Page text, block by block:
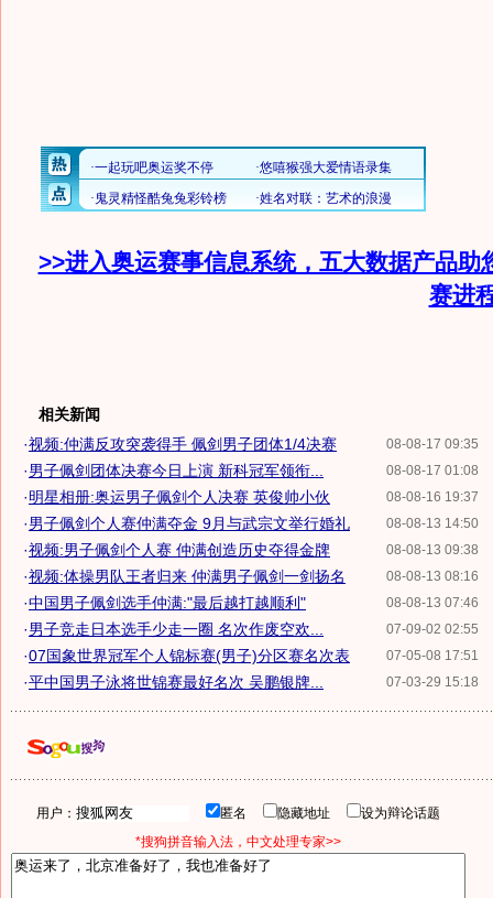
>>进入奥运赛事信息系统，五大数据产品助
赛进
相关新闻
08-08-17 09:35
·视频:仲满反攻突袭得手 佩剑男子团体1/4决赛
08-08-17 01:08
·男子佩剑团体决赛今日上演 新科冠军领衔...
08-08-16 19:37
·明星相册:奥运男子佩剑个人决赛 英俊帅小伙
08-08-13 14:50
·男子佩剑个人赛仲满夺金 9月与武宗文举行婚礼
08-08-13 09:38
·视频:男子佩剑个人赛 仲满创造历史夺得金牌
08-08-13 08:16
·视频:体操男队王者归来 仲满男子佩剑一剑扬名
08-08-13 07:46
·中国男子佩剑选手仲满:"最后越打越顺利"
07-09-02 02:55
·男子竞走日本选手少走一圈 名次作废空欢...
07-05-08 17:51
·07国象世界冠军个人锦标赛(男子)分区赛名次表
07-03-29 15:18
·平中国男子泳将世锦赛最好名次 吴鹏银牌...
用户： 匿名 隐藏地址
设为辩论话题
*搜狗拼音输入法，中文处理专家>>